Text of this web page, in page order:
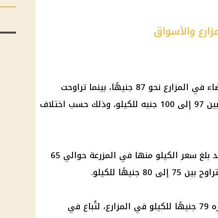
والأسواق
في المزارع نحو 87 جنيهًا، بينما تراوحت
أسعارها عند بيعها للمستهلك ما بين 97 إلى 100 جنيه للكيلو، وذلك حسب اختلاف
من نوع "الأمهات"، فقد بلغ سعر الكيلو منها في المزرعة حوالي 65
للكيلو.
الساسو سعرًا قدره 79 جنيهًا للكيلو في المزارع، لتُباع في